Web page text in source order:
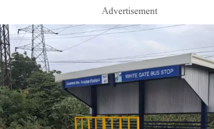
Advertisement